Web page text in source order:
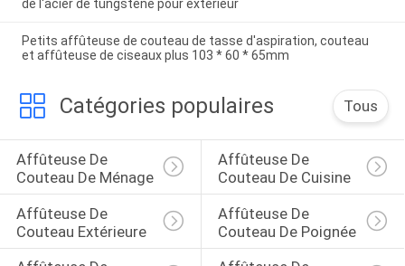
de l'acier de tungstène pour extérieur
Petits affûteuse de couteau de tasse d'aspiration, couteau
et affûteuse de ciseaux plus 103 * 60 * 65mm
Catégories populaires Tous
Affûteuse De
Couteau De Ménage
Affûteuse De
Couteau De Cuisine
Affûteuse De
Couteau Extérieure
Affûteuse De
Couteau De Poignée